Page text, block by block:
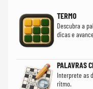
TERMO
Descubra a
dicas e
PALAVRAS
Interprete as
ritmo.